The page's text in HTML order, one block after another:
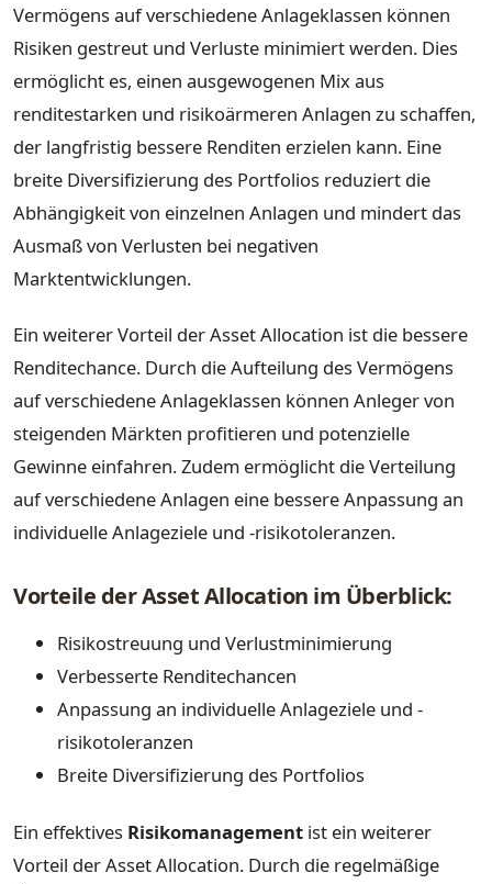
Vermögens auf verschiedene Anlageklassen können
Risiken gestreut und Verluste minimiert werden. Dies
ermöglicht es, einen ausgewogenen Mix aus
renditestarken und risikoärmeren Anlagen zu schaffen,
der langfristig bessere Renditen erzielen kann. Eine
breite Diversifizierung des Portfolios reduziert die
Abhängigkeit von einzelnen Anlagen und mindert das
Ausmaß von Verlusten bei negativen
Marktentwicklungen.
Ein weiterer Vorteil der Asset Allocation ist die bessere
Renditechance. Durch die Aufteilung des Vermögens
auf verschiedene Anlageklassen können Anleger von
steigenden Märkten profitieren und potenzielle
Gewinne einfahren. Zudem ermöglicht die Verteilung
auf verschiedene Anlagen eine bessere Anpassung an
individuelle Anlageziele und -risikotoleranzen.
Vorteile der Asset Allocation im Überblick:
Risikostreuung und Verlustminimierung
Verbesserte Renditechancen
Anpassung an individuelle Anlageziele und -
risikotoleranzen
Breite Diversifizierung des Portfolios
Ein effektives Risikomanagement ist ein weiterer
Vorteil der Asset Allocation. Durch die regelmäßige